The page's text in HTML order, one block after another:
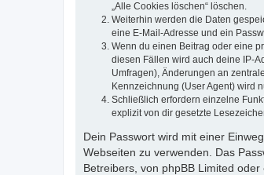
„Alle Cookies löschen“ löschen.
Weiterhin werden die Daten
eine E-Mail-Adresse und ein
Wenn du einen Beitrag oder eine
diesen Fällen wird auch deine IP-
Umfragen), Änderungen an
Kennzeichnung (User Agent) wird
Schließlich erfordern einzelne
explizit von dir gesetzte
Dein Passwort wird mit einer
Webseiten zu verwenden. Das
Betreibers, von phpBB Limited